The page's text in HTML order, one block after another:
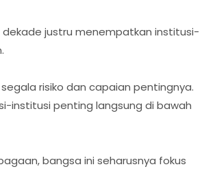
justru menempatkan institusi-
risiko dan capaian pentingnya.
institusi penting langsung di bawah
bangsa ini seharusnya fokus